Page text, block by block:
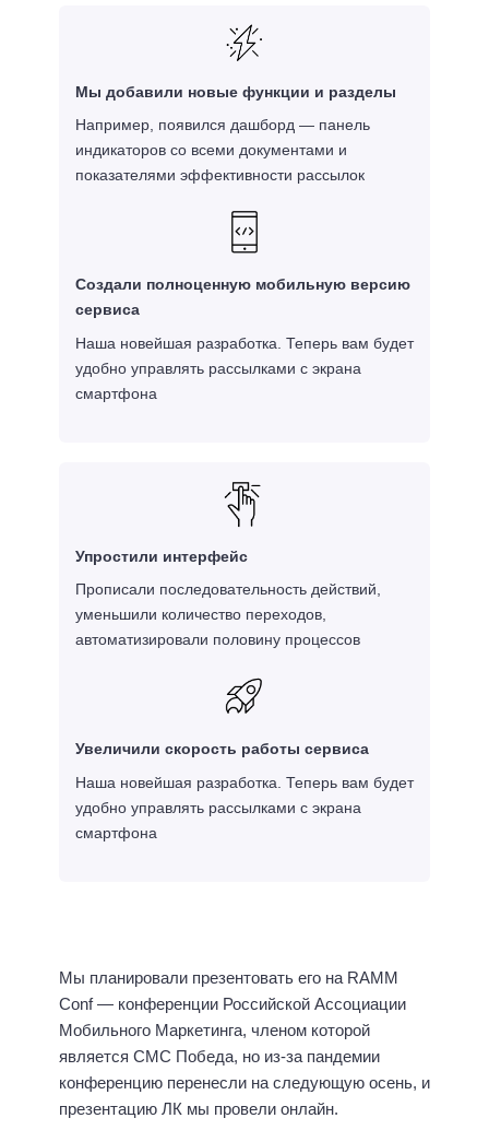
Мы добавили новые функции и разделы
Например, появился дашборд — панель
индикаторов со всеми документами и
показателями эффективности рассылок
Cоздали полноценную мобильную версию
сервиса
Наша новейшая разработка. Теперь вам будет
удобно управлять рассылками с экрана
смартфона
Упростили интерфейс
Прописали последовательность действий,
уменьшили количество переходов,
автоматизировали половину процессов
Увеличили скорость работы сервиса
Наша новейшая разработка. Теперь вам будет
удобно управлять рассылками с экрана
смартфона
Мы планировали презентовать его на RAMM
Conf — конференции Российской Ассоциации
Мобильного Маркетинга, членом которой
является СМС Победа, но из-за пандемии
конференцию перенесли на следующую осень, и
презентацию ЛК мы провели онлайн.